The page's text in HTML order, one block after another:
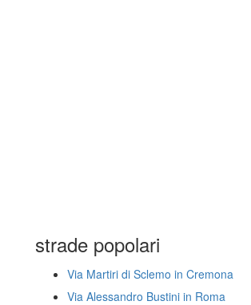
strade popolari
Via Martiri di Sclemo in Cremona
Via Alessandro Bustini in Roma